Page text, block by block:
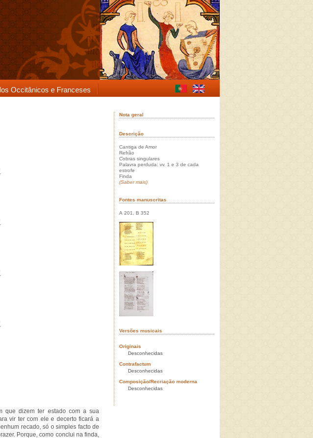
Occitânicos e Franceses
que dizem ter estado com a sua
vir ter com ele e decerto ficará a
recado, só o simples facto de
Porque, como conclui na finda,
Nota geral
Descrição
Cantiga de Amor
Refrão
Cobras singulares
Palavra perduda: vv. 1 e 3 de cada
estrofe
Finda
(Saber mais)
Fontes manuscritas
A 201, B 352
Versões musicais
Originais
Desconhecidas
Contrafactum
Desconhecidas
Composição/Recriação moderna
Desconhecidas